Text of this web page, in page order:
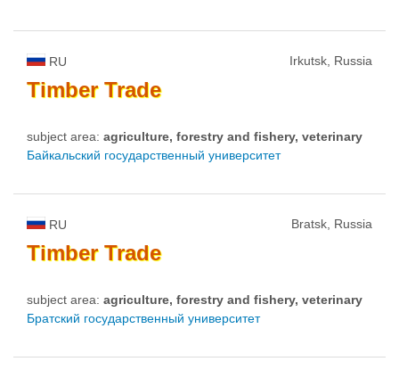
RU Irkutsk, Russia
Timber Trade
subject area: agriculture, forestry and fishery, veterinary
Байкальский государственный университет
RU Bratsk, Russia
Timber Trade
subject area: agriculture, forestry and fishery, veterinary
Братский государственный университет